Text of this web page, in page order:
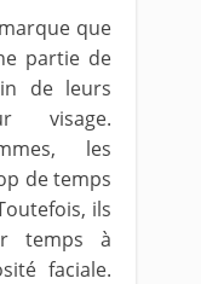
que
partie de
de leurs
visage.
les
de temps
ils
temps à
faciale.